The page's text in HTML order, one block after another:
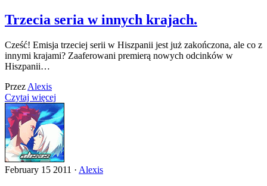
Trzecia seria w innych krajach.
Cześć! Emisja trzeciej serii w Hiszpanii jest już zakończona, ale co z
innymi krajami? Zaaferowani premierą nowych odcinków w
Hiszpanii…
Przez Alexis
Czytaj więcej
February 15 2011 · Alexis